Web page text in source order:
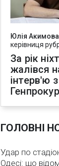
Юлія Акимова
керівниця
За рік
жалівся
інтерв'ю
ГОЛОВНІ
Удар по
Одесі: що